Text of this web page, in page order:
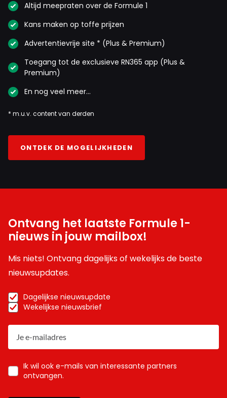
Altijd meepraten over de Formule 1
Kans maken op toffe prijzen
Advertentievrije site * (Plus & Premium)
Toegang tot de exclusieve RN365 app (Plus &
Premium)
En nog veel meer…
* m.u.v. content van derden
ONTDEK DE MOGELIJKHEDEN
Ontvang het laatste Formule 1-
nieuws in jouw mailbox!
Mis niets! Ontvang dagelijks of wekelijks de beste
nieuwsupdates.
Dagelijkse nieuwsupdate
Wekelijkse nieuwsbrief
Ik wil ook e-mails van interessante partners
ontvangen.